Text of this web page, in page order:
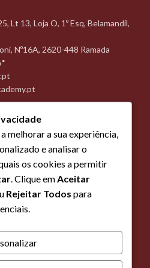
Lt 13, Loja O, 1º Esq, Belamandil,
Nº16A, 2620-448 Ramada
profissional
melhorar a sua experiência,
e analisar o
os cookies a permitir
. Clique em Aceitar
Rejeitar Todos para